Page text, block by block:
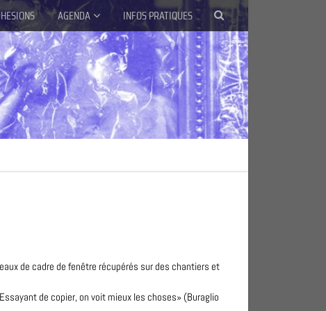
AGENDA INFOS PRATIQUES
de cadre de fenêtre récupérés sur des chantiers et
de copier, on voit mieux les choses» (Buraglio